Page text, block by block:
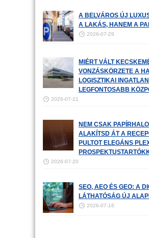
A BELVÁROS ÚJ
A LAKÁS, HANEM A
2026-07-29
MIÉRT VÁLT
VONZÁSKÖRZETE A
LOGISZTIKAI
LEGFONTOSABB
2026-07-21
NEM CSAK
ALAKÍTSD ÁT A
PULTOT ELEGÁNS
2026-07-20
SEO, AEO ÉS GEO: A
LÁTHATÓSÁG ÚJ
2026-07-16